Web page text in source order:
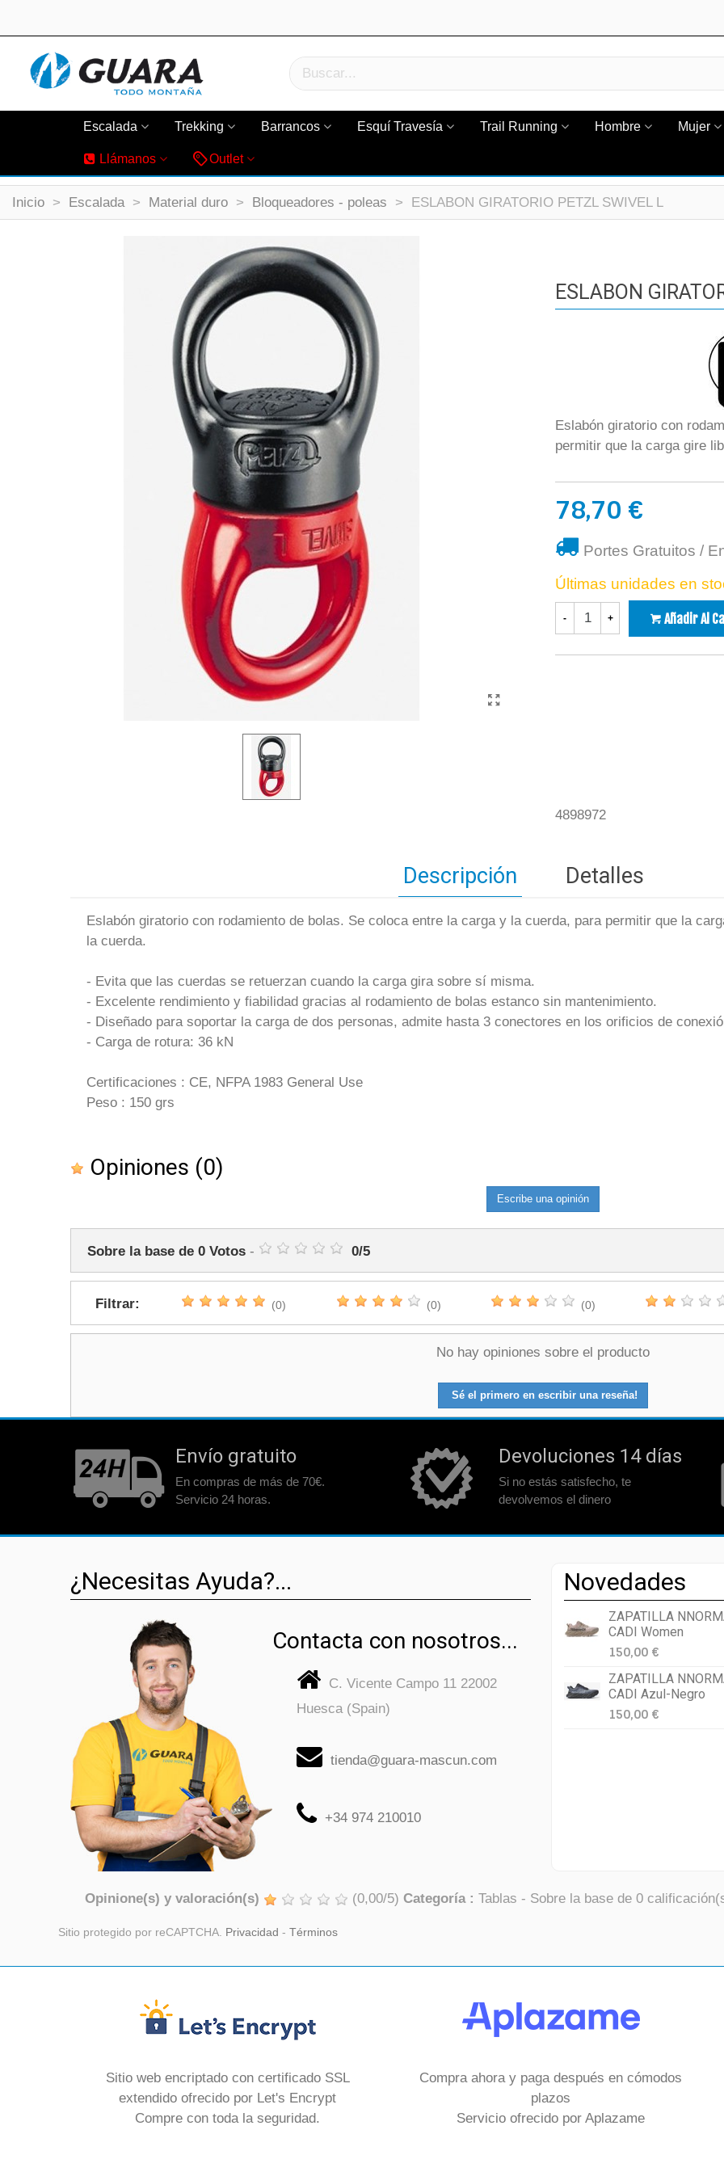
Escalada Trekking Barrancos Esquí Travesía Trail Running Hombre Mujer
Llámanos Outlet
Inicio > Escalada > Material duro > Bloqueadores - poleas > ESLABON GIRATORIO PETZL SWIVEL L
ESLABON
Eslabón giratorio con
permitir que la carga gire
78,70 €
Portes Gratuitos /
Últimas unidades en
- + Añadir Al
4898972
Descripción Detalles
Eslabón giratorio con rodamiento de bolas. Se coloca entre la carga y la cuerda, para permitir que la
la cuerda.
- Evita que las cuerdas se retuerzan cuando la carga gira sobre sí misma.
- Excelente rendimiento y fiabilidad gracias al rodamiento de bolas estanco sin mantenimiento.
- Diseñado para soportar la carga de dos personas, admite hasta 3 conectores en los orificios de
- Carga de rotura: 36 kN
Certificaciones : CE, NFPA 1983 General Use
Peso : 150 grs
Opiniones (0)
Escribe una opinión
Sobre la base de 0 Votos - 0/5
Filtrar: (0) (0) (0)
No hay opiniones sobre el producto
Sé el primero en escribir una reseña!
Envío gratuito
En compras de más de 70€.
Servicio 24 horas.
Devoluciones 14 días
Si no estás satisfecho, te
devolvemos el dinero
¿Necesitas Ayuda?...
Contacta con nosotros...
C. Vicente Campo 11 22002
Huesca (Spain)
tienda@guara-mascun.com
+34 974 210010
Novedades
ZAPATILLA
CADI Women
150,00 €
ZAPATILLA
CADI Azul-Negro
150,00 €
Opinione(s) y valoración(s) (0,00/5) Categoría : Tablas - Sobre la base de 0
Sitio protegido por reCAPTCHA. Privacidad - Términos
Sitio web encriptado con certificado SSL
extendido ofrecido por Let's Encrypt
Compre con toda la seguridad.
Compra ahora y paga después en cómodos
plazos
Servicio ofrecido por Aplazame